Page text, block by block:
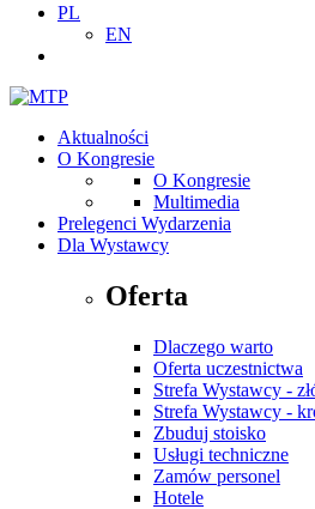
PL
EN
Aktualności
O Kongresie
O Kongresie
Multimedia
Prelegenci Wydarzenia
Dla Wystawcy
Oferta
Dlaczego warto
Oferta uczestnictwa
Strefa Wystawcy -
Strefa Wystawcy -
Zbuduj stoisko
Usługi techniczne
Zamów personel
Hotele